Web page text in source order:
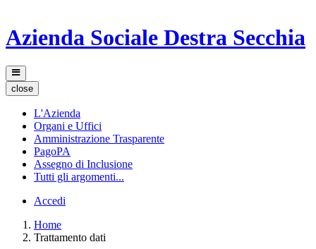
Azienda Sociale Destra Secchia
close
L'Azienda
Organi e Uffici
Amministrazione Trasparente
PagoPA
Assegno di Inclusione
Tutti gli argomenti...
Accedi
Home
Trattamento dati